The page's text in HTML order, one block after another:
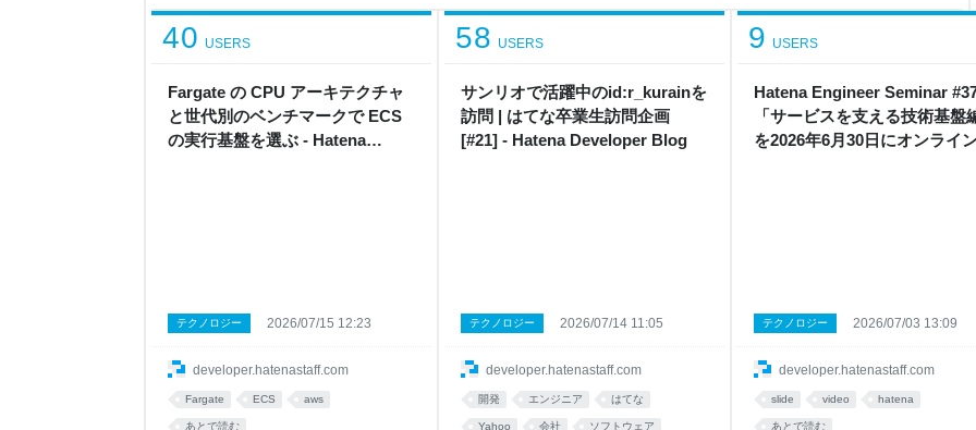
Fargate の CPU アーキテクチャ
と世代別のベンチマークで ECS
の実行基盤を選ぶ - Hatena
40 USERS
developer.hatenastaff.com
テクノロジー 2026/07/15 12:23
Fargate ECS aws
あとで読む
サンリオで活躍中のid:r_kurainを
訪問 | はてな卒業生訪問企画
[#21] - Hatena Developer Blog
58 USERS
developer.hatenastaff.com
テクノロジー 2026/07/14 11:05
開発 エンジニア はてな
Yahoo 会社 ソフトウェア
Hatena Engineer Seminar
「サービスを支える技術基盤
を2026年6月30日にオンライ
9 USERS
developer.hatenastaff.com
テクノロジー 2026/07/03 13:09
slide video hatena
あとで読む